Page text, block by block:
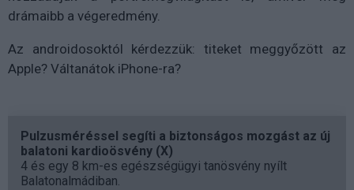
drámaibb a végeredmény.
Az androidosoktól kérdezzük: titeket meggyőzött az
Apple? Váltanátok iPhone-ra?
Pulzusméréssel segíti a biztonságos mozgást az új
balatoni kardioösvény (X)
4 és egy 8 km-es egészségügyi tanösvény nyílt
Balatonalmádiban.